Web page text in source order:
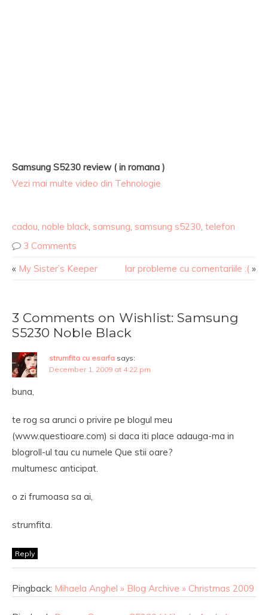
Samsung S5230 review ( in romana )
Vezi mai multe video din Tehnologie
cadou, noble black, samsung, samsung s5230, telefon
3 Comments
« My Sister’s Keeper Iar probleme cu comentariile :( »
3 Comments on Wishlist: Samsung
S5230 Noble Black
strumfita cu esarfa says:
December 1, 2009 at 4:22 pm
buna,
te rog sa arunci o privire pe blogul meu
(www.questioare.com) si daca iti place adauga-ma in
blogroll-ul tau cu numele Que stii oare?
multumesc anticipat.
o zi frumoasa sa ai,
strumfita.
Reply
Pingback: Mihaela Anghel » Blog Archive » Christmas 2009